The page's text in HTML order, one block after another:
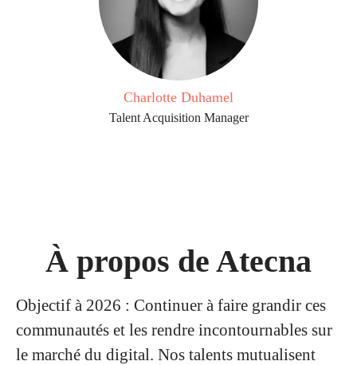
Charlotte Duhamel
Talent Acquisition Manager
À propos de Atecna
Objectif à 2026 : Continuer à faire grandir ces
communautés et les rendre incontournables sur
le marché du digital. Nos talents mutualisent